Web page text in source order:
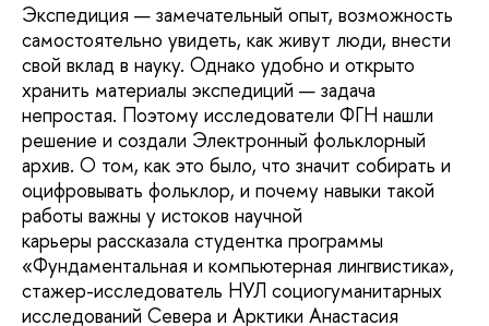
Экспедиция — замечательный опыт, возможность
самостоятельно увидеть, как живут люди, внести
свой вклад в науку. Однако удобно и открыто
хранить материалы экспедиций — задача
непростая. Поэтому исследователи ФГН нашли
решение и создали Электронный фольклорный
архив. О том, как это было, что значит собирать и
оцифровывать фольклор, и почему навыки такой
работы важны у истоков научной
карьеры рассказала студентка программы
«Фундаментальная и компьютерная лингвистика»,
стажер-исследователь НУЛ социогуманитарных
исследований Севера и Арктики Анастасия